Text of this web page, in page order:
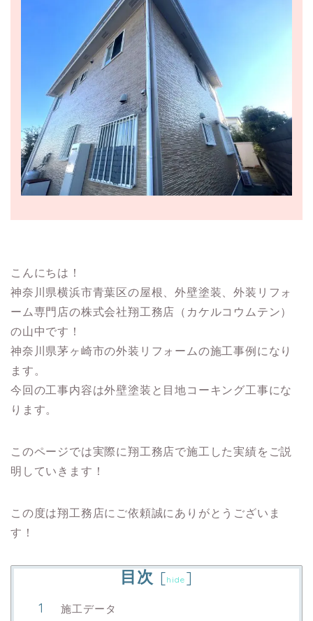
こんにちは！
神奈川県横浜市青葉区の屋根、外壁塗装、外装リフォ
ーム専門店の株式会社翔工務店（カケルコウムテン）
の山中です！
神奈川県茅ヶ崎市の外装リフォームの施工事例になり
ます。
今回の工事内容は外壁塗装と目地コーキング工事にな
ります。
このページでは実際に翔工務店で施工した実績をご説
明していきます！
この度は翔工務店にご依頼誠にありがとうございま
す！
目次 [hide ]
施工データ